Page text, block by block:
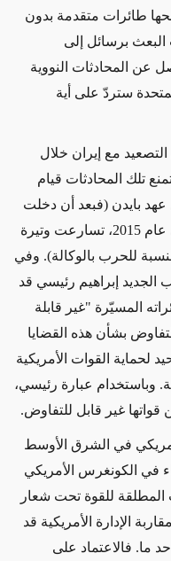
طائرات متقدمة بدون
البعث برسائل إلى
عن المحادثات النووية
ستردّ على أية
مع إيران خلال
تلك المحادثات قيام
عهد بايدن (فبعد أن دخلت
الاتفاقية النووية الأصلية حيز التنفيذ في عام 2015، تسارعت وتيرة
للحرب بالوكالة). وفي
الجديد إبراهيم رئيسي قد
المسيّرة "غير قابلة
بشأن هذه القضايا
لحماية القوات الأمريكية
وباستخدام عبارة رئيسي،
غير قابل للتفاوض.
في الشرق الأوسط
في الكونغرس الأمريكي
المطلقة للقوة تحت شعار
الإدارة الأمريكية قد
حد ما. فالاعتماد على